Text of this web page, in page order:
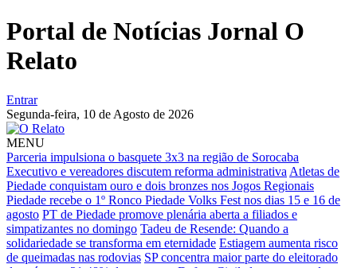
Portal de Notícias Jornal O
Relato
Entrar
Segunda-feira, 10 de Agosto de 2026
MENU
Parceria impulsiona o basquete 3x3 na região de Sorocaba
Executivo e vereadores discutem reforma administrativa Atletas de
Piedade conquistam ouro e dois bronzes nos Jogos Regionais
Piedade recebe o 1º Ronco Piedade Volks Fest nos dias 15 e 16 de
agosto PT de Piedade promove plenária aberta a filiados e
simpatizantes no domingo Tadeu de Resende: Quando a
solidariedade se transforma em eternidade Estiagem aumenta risco
de queimadas nas rodovias SP concentra maior parte do eleitorado